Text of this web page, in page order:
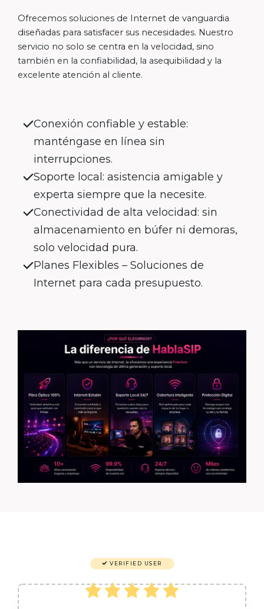
Ofrecemos soluciones de Internet de vanguardia
diseñadas para satisfacer sus necesidades. Nuestro
servicio no solo se centra en la velocidad, sino
también en la confiabilidad, la asequibilidad y la
excelente atención al cliente.
Conexión confiable y estable:
manténgase en línea sin
interrupciones.
Soporte local: asistencia amigable y
experta siempre que la necesite.
Conectividad de alta velocidad: sin
almacenamiento en búfer ni demoras,
solo velocidad pura.
Planes Flexibles – Soluciones de
Internet para cada presupuesto.
VERIFIED USER